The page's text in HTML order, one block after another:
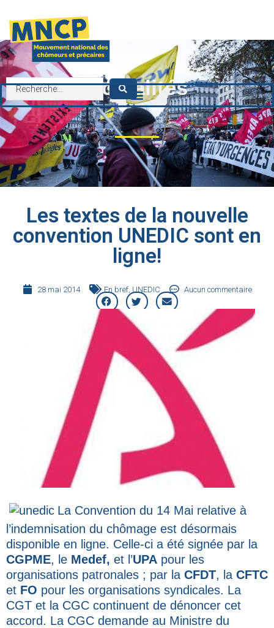
Actualités
Les textes de la nouvelle
convention UNEDIC sont en
ligne!
28 mai 2014 En bref, UNEDIC Aucun commentaire
La Convention du 14 Mai relative à
l’indemnisation du chômage est désormais
disponible en ligne. Celle-ci a été signée par la
CGPME, le Medef, et l’UPA pour les
organisations patronales ; par la CFDT, la CFTC
et FO pour les organisations syndicales. La
CGT et la CGC continuent de dénoncer cet
accord. La CGC demande au Ministre du